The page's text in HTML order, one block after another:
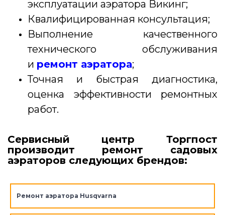
эксплуатации аэратора Викинг;
Квалифицированная консультация;
Выполнение качественного
технического обслуживания
и ремонт аэратора;
Точная и быстрая диагностика,
оценка эффективности ремонтных
работ.
Сервисный центр Торгпост
производит ремонт садовых
аэраторов следующих брендов:
Ремонт аэратора Husqvarna